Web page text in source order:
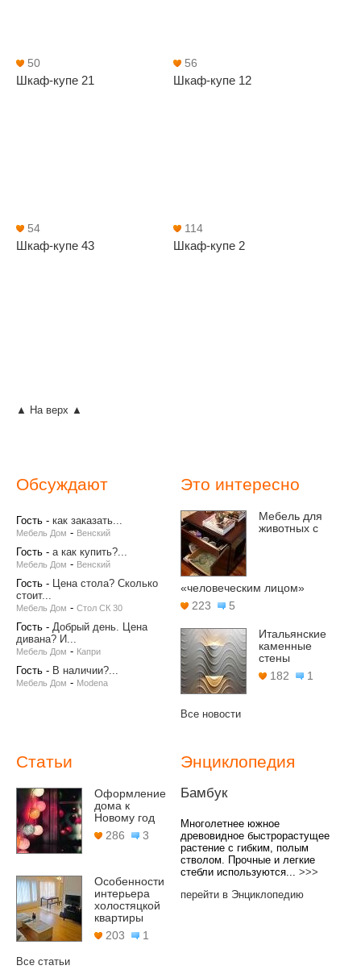
50
Шкаф-купе 21
56
Шкаф-купе 12
54
Шкаф-купе 43
114
Шкаф-купе 2
▲ На верх ▲
Обсуждают
Гость - как заказать...
Мебель Дом - Венский
Гость - а как купить?...
Мебель Дом - Венский
Гость - Цена стола? Сколько
стоит...
Мебель Дом - Стол СК 30
Гость - Добрый день. Цена
дивана? И...
Мебель Дом - Капри
Гость - В наличии?...
Мебель Дом - Modena
Это интересно
Мебель для
животных с
«человеческим лицом»
223
5
Итальянские
каменные
стены
182
1
Все новости
Статьи
Оформление
дома к
Новому год
286
3
Особенности
интерьера
холостяцкой
квартиры
203
1
Все статьи
Энциклопедия
Бамбук
Многолетнее южное
древовидное быстрорастущее
растение с гибким, полым
стволом. Прочные и легкие
стебли используются... >>>
перейти в Энциклопедию